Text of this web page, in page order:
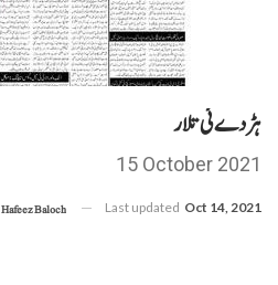
ہڑدے ئی تلار
15 October 2021
Hafeez Baloch Last updated Oct 14, 2021